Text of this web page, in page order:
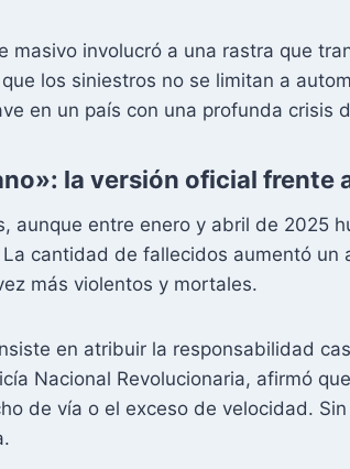
masivo involucró a una rastra que
los siniestros no se limitan a
en un país con una profunda crisis
la versión oficial frente
aunque entre enero y abril de 2025
cantidad de fallecidos aumentó un
más violentos y mortales.
en atribuir la responsabilidad
Nacional Revolucionaria, afirmó
de vía o el exceso de velocidad.